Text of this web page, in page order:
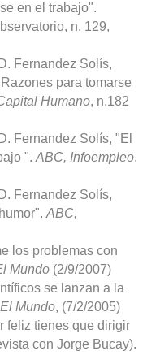
en el trabajo".
n. 129,
Fernandez Solís,
para tomarse
Humano, n.182
Fernandez Solís, "El
". ABC, Infoempleo.
Fernandez Solís,
ABC,
los problemas con
Mundo (2/9/2007)
se lanzan a la
El Mundo, (7/2/2005)
feliz tienes que dirigir
con Jorge Bucay).